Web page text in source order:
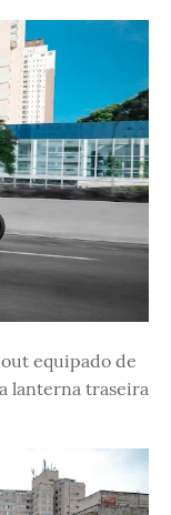
equipado de
lanterna traseira